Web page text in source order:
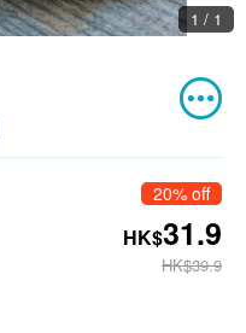
1 / 1
20% off
HK$31.9
HK$39.9